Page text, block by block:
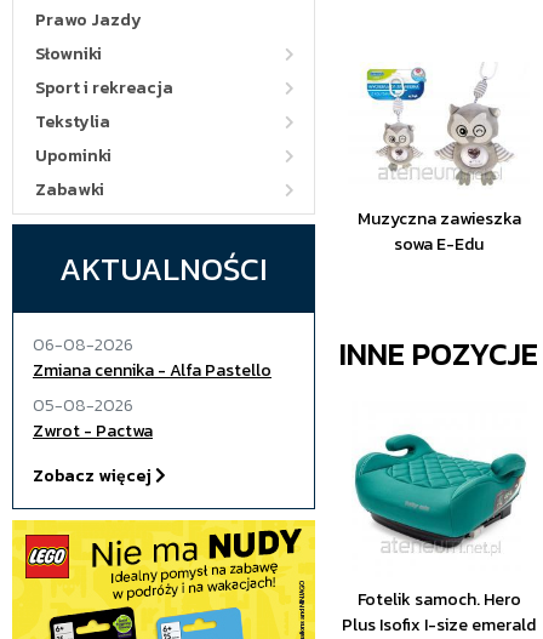
Prawo Jazdy
Słowniki
Sport i rekreacja
Tekstylia
Upominki
Zabawki
AKTUALNOŚCI
06-08-2026
Zmiana cennika - Alfa Pastello
05-08-2026
Zwrot - Pactwa
Zobacz więcej
Muzyczna zawieszka
sowa E-Edu
INNE
Fotelik samoch. Hero
Plus Isofix I-size emerald